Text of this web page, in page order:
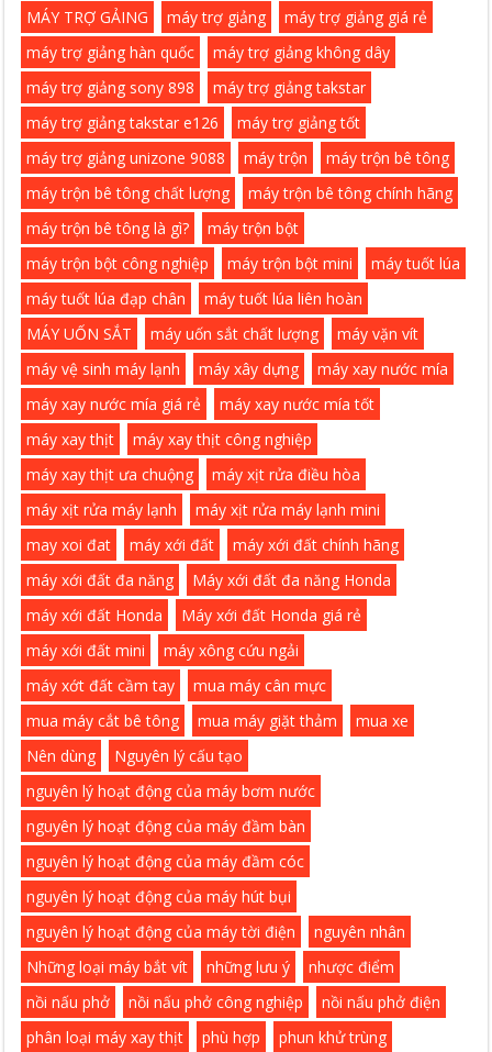
MÁY TRỢ GẢING
máy trợ giảng
máy trợ giảng giá rẻ
máy trợ giảng hàn quốc
máy trợ giảng không dây
máy trợ giảng sony 898
máy trợ giảng takstar
máy trợ giảng takstar e126
máy trợ giảng tốt
máy trợ giảng unizone 9088
máy trộn
máy trộn bê tông
máy trộn bê tông chất lượng
máy trộn bê tông chính hãng
máy trộn bê tông là gì?
máy trộn bột
máy trộn bột công nghiệp
máy trộn bột mini
máy tuốt lúa
máy tuốt lúa đạp chân
máy tuốt lúa liên hoàn
MÁY UỐN SẮT
máy uốn sắt chất lượng
máy vặn vít
máy vệ sinh máy lạnh
máy xây dựng
máy xay nước mía
máy xay nước mía giá rẻ
máy xay nước mía tốt
máy xay thịt
máy xay thịt công nghiệp
máy xay thịt ưa chuộng
máy xịt rửa điều hòa
máy xịt rửa máy lạnh
máy xịt rửa máy lạnh mini
may xoi đat
máy xới đất
máy xới đất chính hãng
máy xới đất đa năng
Máy xới đất đa năng Honda
máy xới đất Honda
Máy xới đất Honda giá rẻ
máy xới đất mini
máy xông cứu ngải
máy xớt đất cầm tay
mua máy cân mực
mua máy cắt bê tông
mua máy giặt thảm
mua xe
Nên dùng
Nguyên lý cấu tạo
nguyên lý hoạt động của máy bơm nước
nguyên lý hoạt động của máy đầm bàn
nguyên lý hoạt động của máy đầm cóc
nguyên lý hoạt động của máy hút bụi
nguyên lý hoạt động của máy tời điện
nguyên nhân
Những loại máy bắt vít
những lưu ý
nhược điểm
nồi nấu phở
nồi nấu phở công nghiệp
nồi nấu phở điện
phân loại máy xay thịt
phù hợp phun khử trùng